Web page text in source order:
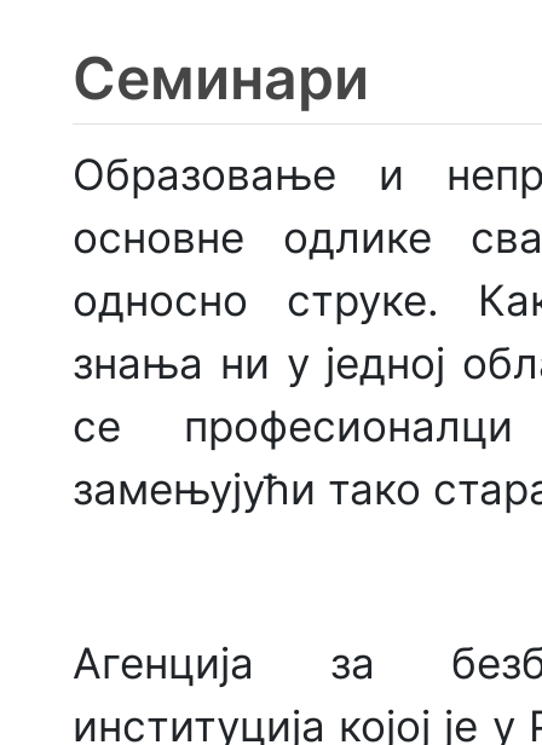
Семинари
Образовање и
основне одлике
односно струке.
знања ни у једној
се професионалци
замењујући тако
Агенција за
институција којој је